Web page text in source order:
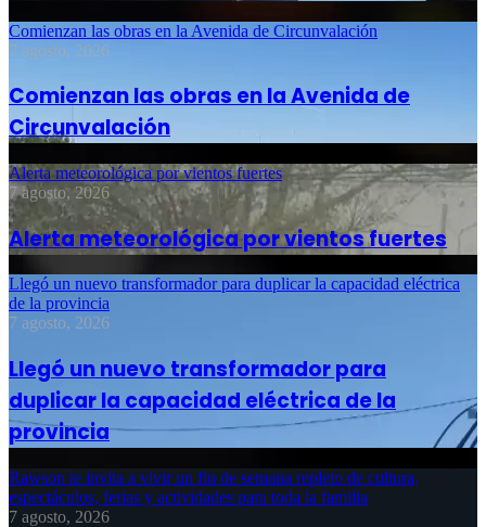
Comienzan las obras en la Avenida de Circunvalación
7 agosto, 2026
Comienzan las obras en la Avenida de
Circunvalación
Alerta meteorológica por vientos fuertes
7 agosto, 2026
Alerta meteorológica por vientos fuertes
Llegó un nuevo transformador para duplicar la capacidad eléctrica
de la provincia
7 agosto, 2026
Llegó un nuevo transformador para
duplicar la capacidad eléctrica de la
provincia
Rawson te invita a vivir un fin de semana repleto de cultura,
espectáculos, ferias y actividades para toda la familia
7 agosto, 2026